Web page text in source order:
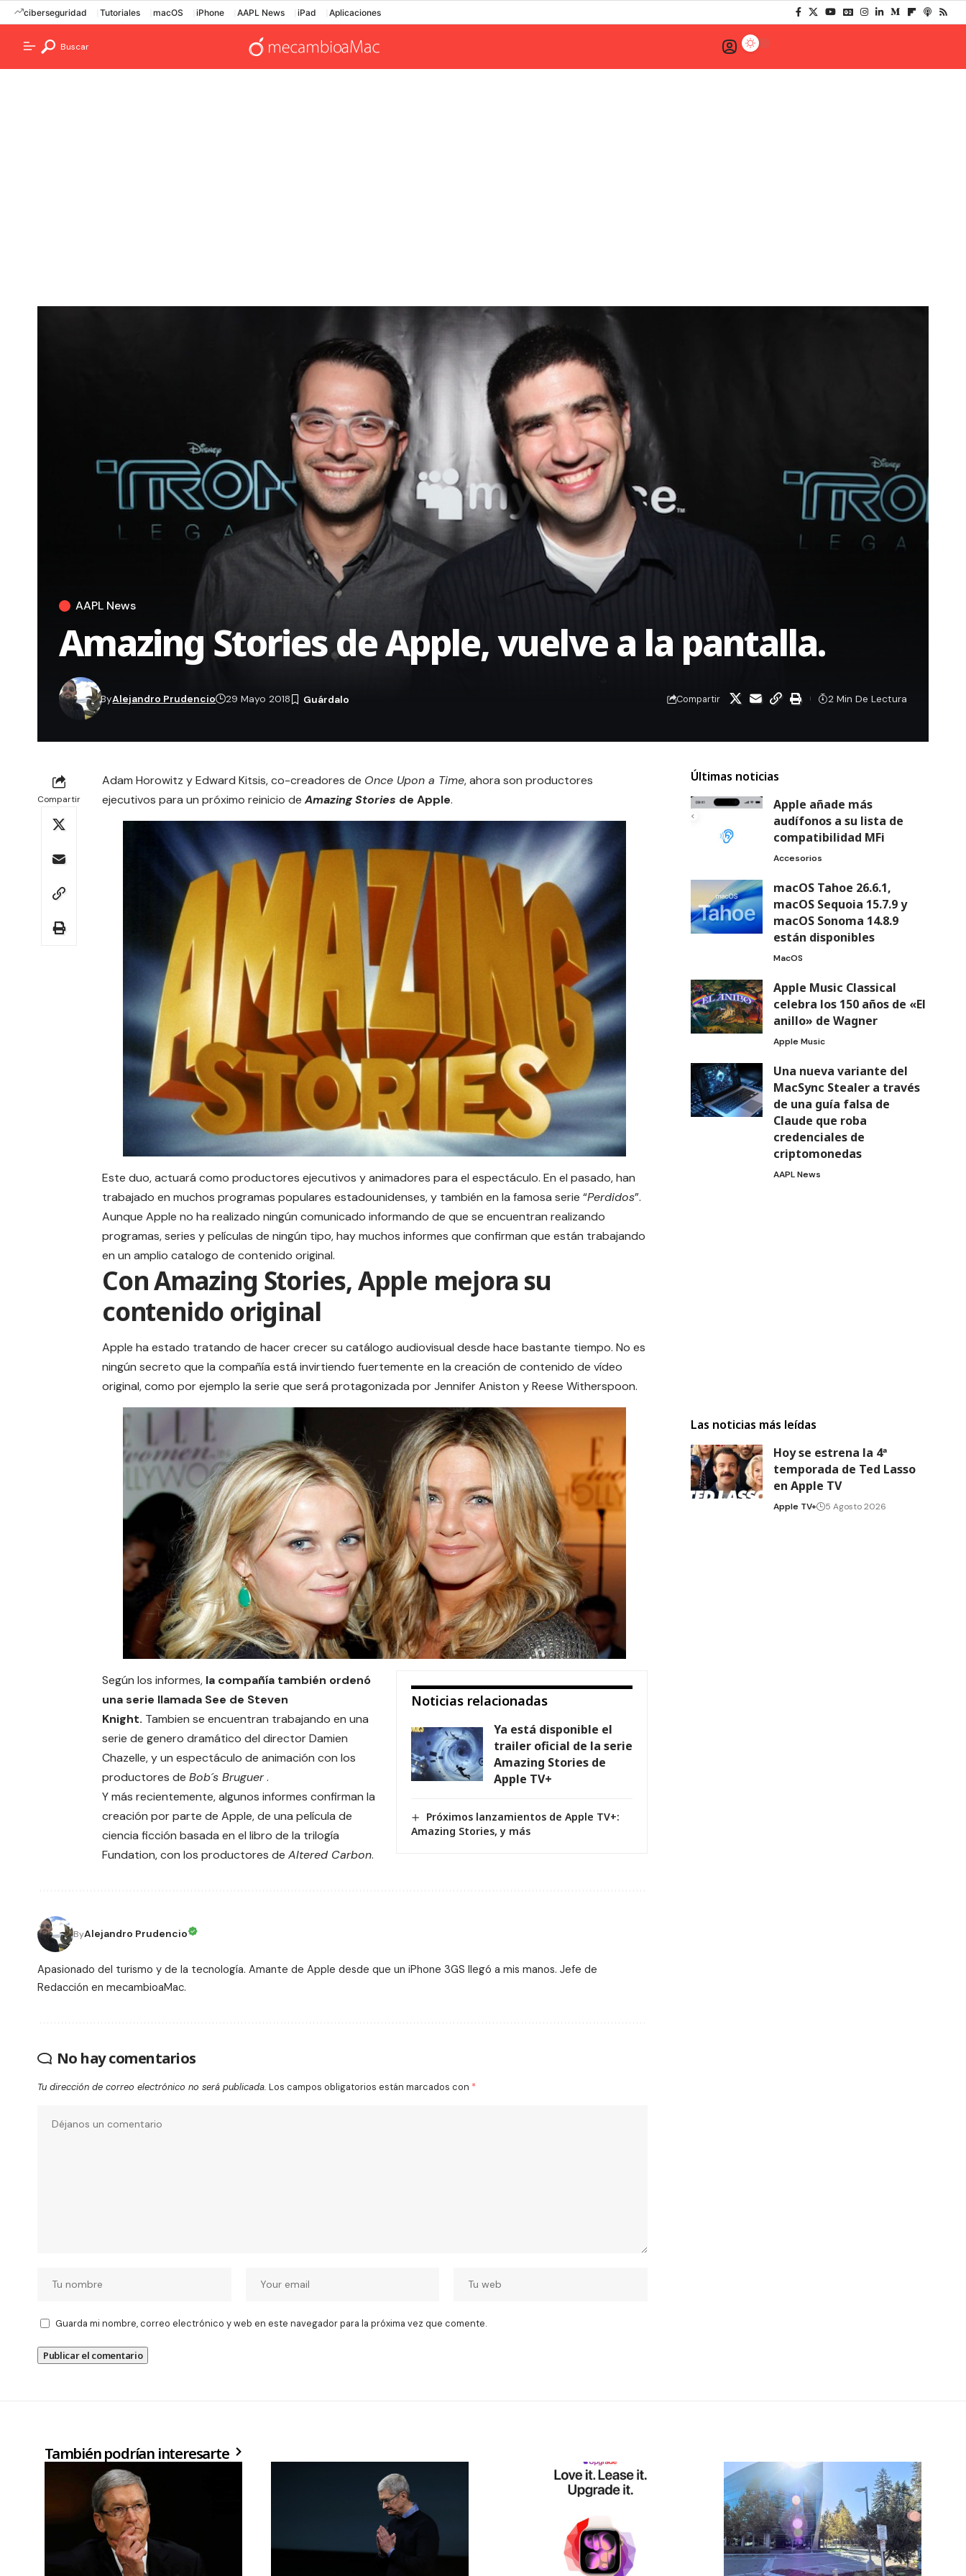
ciberseguridad Tutoriales macOS iPhone AAPL News iPad Aplicaciones
Buscar
AAPL News
Amazing Stories de Apple, vuelve a la pantalla.
ByAlejandro Prudencio 29 Mayo 2018 Compartir 2 Min De Lectura
Compartir
Adam Horowitz y Edward Kitsis, co-creadores de Once Upon a Time, ahora son productores
ejecutivos para un próximo reinicio deAmazing Stories de Apple.
Este duo, actuará como productores ejecutivos y animadores para el espectáculo. En el pasado, han
trabajado en muchos programas populares estadounidenses, y también en la famosa serie “Perdidos”.
Aunque Apple no ha realizado ningún comunicado informando de que se encuentran realizando
programas, series y películas de ningún tipo, hay muchos informes que confirman que están trabajando
en un amplio catalogo de contenido original.
Con Amazing Stories, Apple mejora su
contenido original
Apple ha estado tratando de hacer crecer su catálogo audiovisual desde hace bastante tiempo. No es
ningún secreto que la compañía está invirtiendo fuertemente en la creación de contenido de vídeo
original, como por ejemplo la serie que será protagonizada porJennifer Aniston y Reese Witherspoon.
Noticias relacionadas
Ya está disponible el
trailer oficial de la serie
Amazing Stories de
Apple TV+
Próximos lanzamientos de Apple TV+:
Amazing Stories, y más
Según los informes, la compañía también ordenó
una serie llamada See de Steven
Knight. Tambien se encuentran trabajando en una
serie de genero dramático del director Damien
Chazelle, y un espectáculo de animación con los
productores de Bob´s Bruguer.
Y más recientemente, algunos informes confirman la
creación por parte de Apple, de una película de
ciencia ficción basada en el libro de la trilogía
Fundation, con los productores de Altered Carbon.
ByAlejandro Prudencio
Apasionado del turismo y de la tecnología. Amante de Apple desde que un iPhone 3GS llegó a mis manos. Jefe de
Redacción en mecambioaMac.
No hay comentarios
Tu dirección de correo electrónico no será publicada. Los campos obligatorios están marcados con *
Guarda mi nombre, correo electrónico y web en este navegador para la próxima vez que comente.
Últimas noticias
Apple añade más
audífonos a su lista de
compatibilidad MFi
Accesorios
macOS Tahoe 26.6.1,
macOS Sequoia 15.7.9 y
macOS Sonoma 14.8.9
están disponibles
MacOS
Apple Music Classical
celebra los 150 años de «El
anillo» de Wagner
Apple Music
Una nueva variante del
MacSync Stealer a través
de una guía falsa de
Claude que roba
credenciales de
criptomonedas
AAPL News
Las noticias más leídas
Hoy se estrena la 4ª
temporada de Ted Lasso
en Apple TV
Apple TV+ 5 Agosto 2026
También podrían interesarte